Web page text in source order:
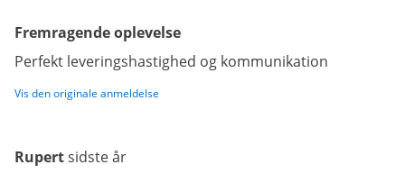
Fremragende oplevelse
Perfekt leveringshastighed og kommunikation
Vis den originale anmeldelse
Rupertsidste år